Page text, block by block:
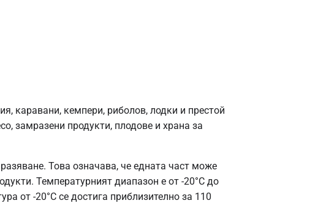
каравани, кемпери, риболов, лодки и престой
замразени продукти, плодове и храна за
Това означава, че едната част може
Температурният диапазон е от -20°C до
от -20°C се достига приблизително за 110